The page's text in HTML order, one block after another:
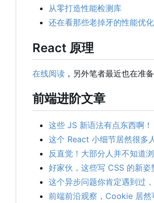
从零打造性能检测库
还在看那些老掉牙的性能优
React 原理
在线阅读 ，另外笔者最近也在准
前端进阶文章
这些 JS 新语法有点东西啊！
这个 React 小细节居然很多
反直觉！大部分人并不知道
好家伙，这些写 CSS 的新姿
这个异步问题你肯定遇到过
前端前沿观察 ， Cookie 居然